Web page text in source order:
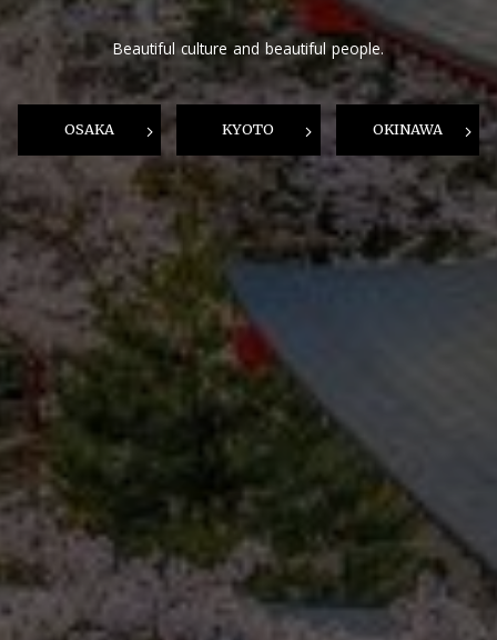
Beautiful culture and beautiful people.
OSAKA KYOTO OKINAWA